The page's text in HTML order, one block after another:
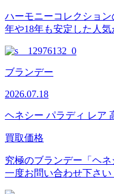
ハーモニーコレクショ
年や18年も安定した人気
ブランデー
2026.07.18
ヘネシー パラディ レア
買取価格
究極のブランデー「ヘ
一度お問い合わせ下さい